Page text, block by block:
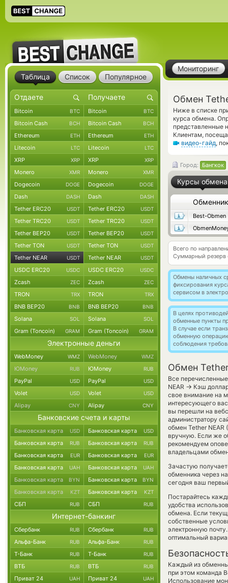
Мониторинг
Обмен
Ниже в списке
курса обмена.
представленные
Клиентам,
видео-гайд,
Город: Бангкок
Курсы обмена
Обменник
Best-Obmen
Всего по
Суммарный резерв
Обмены наличных
фиксирования
сервисом в
В целях
обменные пункты
В случае если
обменную
соблюдения
Обмен Tether
Все
NEAR → Кэш
свое внимание на
интересующего
вы перешли на
администратору
обмен Tether NEAR
вручную. Если же
рекомендуем
владельцами
Зачастую
обменника через
сегодня ваш
Постарайтесь
удобства
обмена. Если
собственные
электронную
оптимальный
Каждый из
при этом команда
Использование
Таблица Список Популярное
Bitcoin BTC Bitcoin BTC
Bitcoin Cash BCH Bitcoin Cash BCH
Ethereum ETH Ethereum ETH
Litecoin LTC Litecoin LTC
XRP XRP XRP XRP
Monero XMR Monero XMR
Dogecoin DOGE Dogecoin DOGE
Dash DASH Dash DASH
Tether ERC20 USDT Tether ERC20 USDT
Tether TRC20 USDT Tether TRC20 USDT
Tether BEP20 USDT Tether BEP20 USDT
Tether TON USDT Tether TON USDT
Tether NEAR USDT Tether NEAR USDT
USDC ERC20 USDC USDC ERC20 USDC
Zcash ZEC Zcash ZEC
TRON TRX TRON TRX
BNB BEP20 BNB BNB BEP20 BNB
Solana SOL Solana SOL
Gram (Toncoin) GRAM Gram (Toncoin) GRAM
Электронные деньги
WebMoney WMZ WebMoney WMZ
ЮMoney RUB ЮMoney RUB
PayPal USD PayPal USD
Volet USD Volet USD
Alipay CNY Alipay CNY
Банковские счета и карты
Банковская карта USD Банковская карта USD
Банковская карта RUB Банковская карта RUB
Банковская карта EUR Банковская карта EUR
Банковская карта UAH Банковская карта UAH
Банковская карта BYN Банковская карта BYN
Банковская карта KZT Банковская карта KZT
СБП RUB СБП RUB
Интернет-банкинг
Сбербанк RUB Сбербанк RUB
Альфа-Банк RUB Альфа-Банк RUB
Т-Банк RUB Т-Банк RUB
ВТБ RUB ВТБ RUB
Приват 24 UAH Приват 24 UAH